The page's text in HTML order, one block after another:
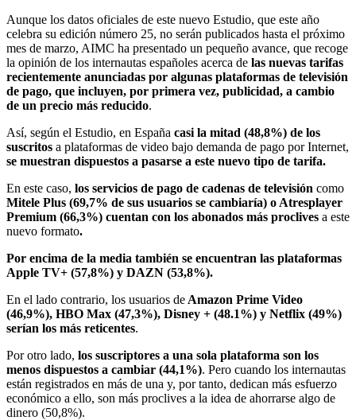
Aunque los datos oficiales de este nuevo Estudio, que este año
celebra su edición número 25, no serán publicados hasta el próximo
mes de marzo, AIMC ha presentado un pequeño avance, que recoge
la opinión de los internautas españoles acerca de las nuevas tarifas
recientemente anunciadas por algunas plataformas de televisión
de pago, que incluyen, por primera vez, publicidad, a cambio
de un precio más reducido.
Así, según el Estudio, en España casi la mitad (48,8%) de los
suscritos a plataformas de video bajo demanda de pago por Internet,
se muestran dispuestos a pasarse a este nuevo tipo de tarifa.
En este caso, los servicios de pago de cadenas de televisión como
Mitele Plus (69,7% de sus usuarios se cambiaría) o Atresplayer
Premium (66,3%) cuentan con los abonados más proclives a este
nuevo formato.
Por encima de la media también se encuentran las plataformas
Apple TV+ (57,8%) y DAZN (53,8%).
En el lado contrario, los usuarios de Amazon Prime Video
(46,9%), HBO Max (47,3%), Disney + (48.1%) y Netflix (49%)
serían los más reticentes.
Por otro lado, los suscriptores a una sola plataforma son los
menos dispuestos a cambiar (44,1%). Pero cuando los internautas
están registrados en más de una y, por tanto, dedican más esfuerzo
económico a ello, son más proclives a la idea de ahorrarse algo de
dinero (50,8%).